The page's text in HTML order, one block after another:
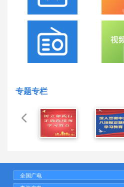
专题专栏
全国广电